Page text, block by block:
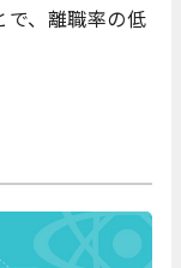
で、離職率の低